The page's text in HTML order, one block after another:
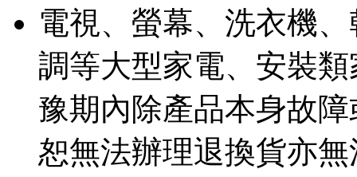
電視、螢幕、洗衣機
調等大型家電、安裝
豫期內除產品本身故
恕無法辦理退換貨亦